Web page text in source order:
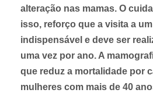
alteração nas mamas. O
isso, reforço que a visita a
indispensável e deve ser
uma vez por ano. A
que reduz a mortalidade por
mulheres com mais de 40